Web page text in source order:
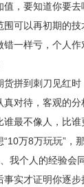
值，要知道你要
围可以再初期的
错一样亏，个人作
到刺刀见红时
真对待，客观的
谁最不像人，比
“10万8万玩玩”，
个人的经验会同
事实才证明你逐步